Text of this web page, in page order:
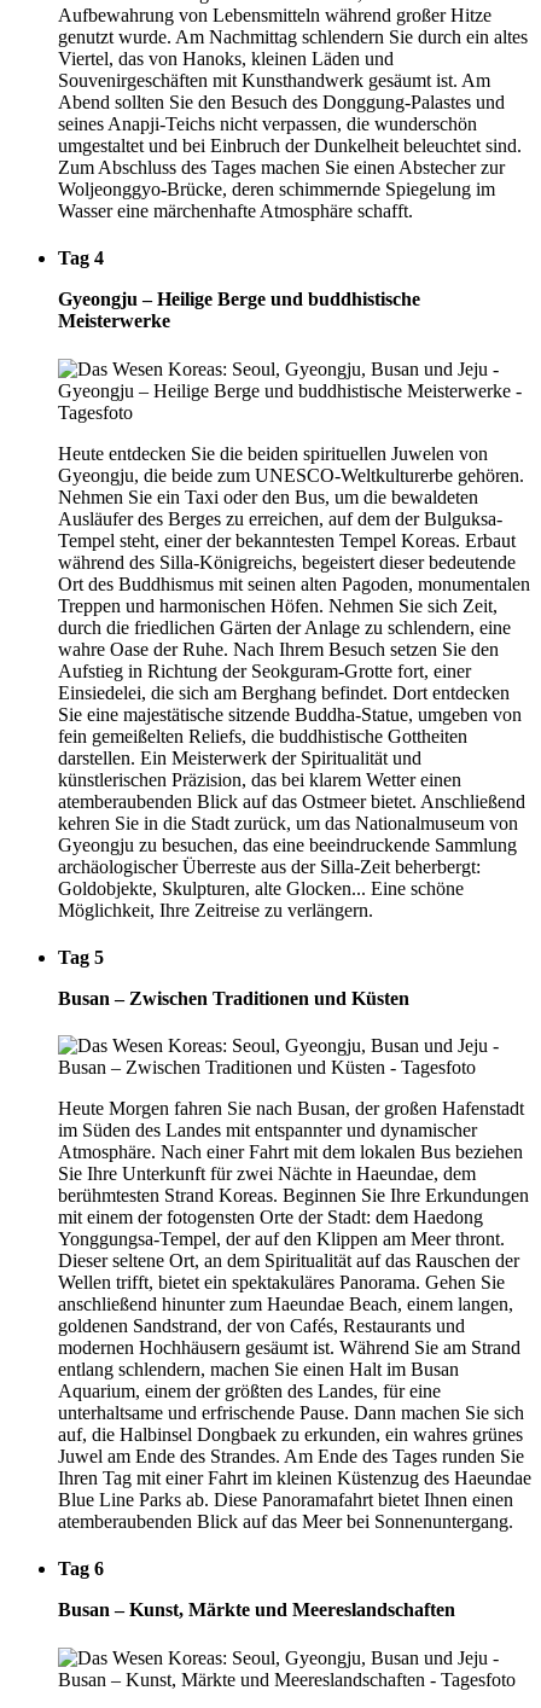
Aufbewahrung von Lebensmitteln während großer Hitze
genutzt wurde. Am Nachmittag schlendern Sie durch ein altes
Viertel, das von Hanoks, kleinen Läden und
Souvenirgeschäften mit Kunsthandwerk gesäumt ist. Am
Abend sollten Sie den Besuch des Donggung-Palastes und
seines Anapji-Teichs nicht verpassen, die wunderschön
umgestaltet und bei Einbruch der Dunkelheit beleuchtet sind.
Zum Abschluss des Tages machen Sie einen Abstecher zur
Woljeonggyo-Brücke, deren schimmernde Spiegelung im
Wasser eine märchenhafte Atmosphäre schafft.
Tag 4
Gyeongju – Heilige Berge und buddhistische
Meisterwerke
Heute entdecken Sie die beiden spirituellen Juwelen von
Gyeongju, die beide zum UNESCO-Weltkulturerbe gehören.
Nehmen Sie ein Taxi oder den Bus, um die bewaldeten
Ausläufer des Berges zu erreichen, auf dem der Bulguksa-
Tempel steht, einer der bekanntesten Tempel Koreas. Erbaut
während des Silla-Königreichs, begeistert dieser bedeutende
Ort des Buddhismus mit seinen alten Pagoden, monumentalen
Treppen und harmonischen Höfen. Nehmen Sie sich Zeit,
durch die friedlichen Gärten der Anlage zu schlendern, eine
wahre Oase der Ruhe. Nach Ihrem Besuch setzen Sie den
Aufstieg in Richtung der Seokguram-Grotte fort, einer
Einsiedelei, die sich am Berghang befindet. Dort entdecken
Sie eine majestätische sitzende Buddha-Statue, umgeben von
fein gemeißelten Reliefs, die buddhistische Gottheiten
darstellen. Ein Meisterwerk der Spiritualität und
künstlerischen Präzision, das bei klarem Wetter einen
atemberaubenden Blick auf das Ostmeer bietet. Anschließend
kehren Sie in die Stadt zurück, um das Nationalmuseum von
Gyeongju zu besuchen, das eine beeindruckende Sammlung
archäologischer Überreste aus der Silla-Zeit beherbergt:
Goldobjekte, Skulpturen, alte Glocken... Eine schöne
Möglichkeit, Ihre Zeitreise zu verlängern.
Tag 5
Busan – Zwischen Traditionen und Küsten
Heute Morgen fahren Sie nach Busan, der großen Hafenstadt
im Süden des Landes mit entspannter und dynamischer
Atmosphäre. Nach einer Fahrt mit dem lokalen Bus beziehen
Sie Ihre Unterkunft für zwei Nächte in Haeundae, dem
berühmtesten Strand Koreas. Beginnen Sie Ihre Erkundungen
mit einem der fotogensten Orte der Stadt: dem Haedong
Yonggungsa-Tempel, der auf den Klippen am Meer thront.
Dieser seltene Ort, an dem Spiritualität auf das Rauschen der
Wellen trifft, bietet ein spektakuläres Panorama. Gehen Sie
anschließend hinunter zum Haeundae Beach, einem langen,
goldenen Sandstrand, der von Cafés, Restaurants und
modernen Hochhäusern gesäumt ist. Während Sie am Strand
entlang schlendern, machen Sie einen Halt im Busan
Aquarium, einem der größten des Landes, für eine
unterhaltsame und erfrischende Pause. Dann machen Sie sich
auf, die Halbinsel Dongbaek zu erkunden, ein wahres grünes
Juwel am Ende des Strandes. Am Ende des Tages runden Sie
Ihren Tag mit einer Fahrt im kleinen Küstenzug des Haeundae
Blue Line Parks ab. Diese Panoramafahrt bietet Ihnen einen
atemberaubenden Blick auf das Meer bei Sonnenuntergang.
Tag 6
Busan – Kunst, Märkte und Meereslandschaften